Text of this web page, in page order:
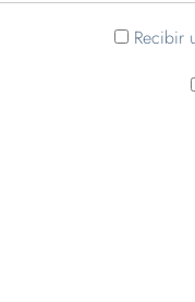
Recibir